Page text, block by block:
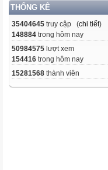
THỐNG KÊ
35404645 truy cập (chi tiết)
148884 trong hôm nay
50984575 lượt xem
154416 trong hôm nay
15281568 thành viên